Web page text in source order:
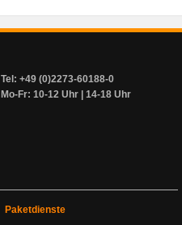
Tel: +49 (0)2273-60188-0
Mo-Fr: 10-12 Uhr | 14-18 Uhr
Paketdienste